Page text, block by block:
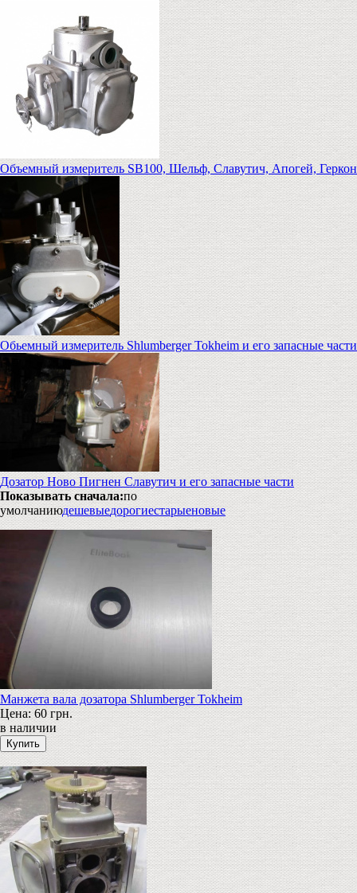
Объемный измеритель SB100, Шельф, Славутич, Апогей, Геркон
Обьемный измеритель Shlumberger Tokheim и его запасные части
Дозатор Ново Пигнен Славутич и его запасные части
Показывать сначала:по
умолчаниюдешевыедорогиестарыеновые
Манжета вала дозатора Shlumberger Tokheim
Цена:60 грн.
в наличии